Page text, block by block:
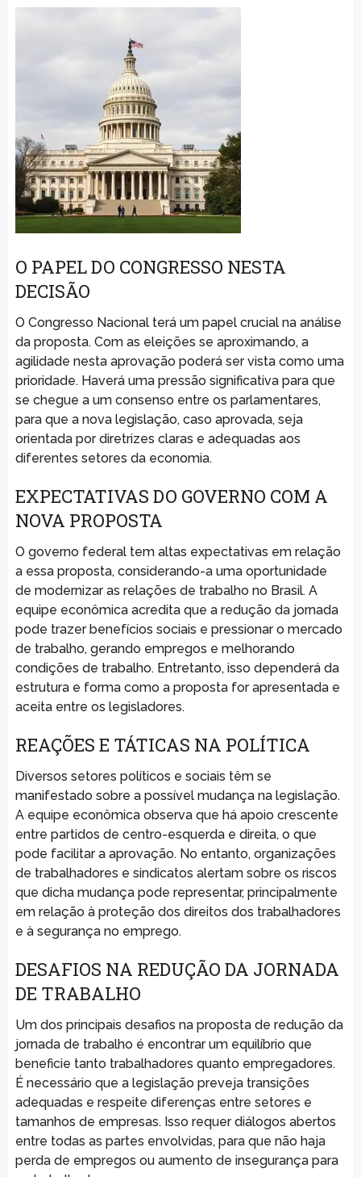
O PAPEL DO CONGRESSO NESTA
DECISÃO
O Congresso Nacional terá um papel crucial na análise
da proposta. Com as eleições se aproximando, a
agilidade nesta aprovação poderá ser vista como uma
prioridade. Haverá uma pressão significativa para que
se chegue a um consenso entre os parlamentares,
para que a nova legislação, caso aprovada, seja
orientada por diretrizes claras e adequadas aos
diferentes setores da economia.
EXPECTATIVAS DO GOVERNO COM A
NOVA PROPOSTA
O governo federal tem altas expectativas em relação
a essa proposta, considerando-a uma oportunidade
de modernizar as relações de trabalho no Brasil. A
equipe econômica acredita que a redução da jornada
pode trazer benefícios sociais e pressionar o mercado
de trabalho, gerando empregos e melhorando
condições de trabalho. Entretanto, isso dependerá da
estrutura e forma como a proposta for apresentada e
aceita entre os legisladores.
REAÇÕES E TÁTICAS NA POLÍTICA
Diversos setores políticos e sociais têm se
manifestado sobre a possível mudança na legislação.
A equipe econômica observa que há apoio crescente
entre partidos de centro-esquerda e direita, o que
pode facilitar a aprovação. No entanto, organizações
de trabalhadores e sindicatos alertam sobre os riscos
que dicha mudança pode representar, principalmente
em relação à proteção dos direitos dos trabalhadores
e à segurança no emprego.
DESAFIOS NA REDUÇÃO DA JORNADA
DE TRABALHO
Um dos principais desafios na proposta de redução da
jornada de trabalho é encontrar um equilíbrio que
beneficie tanto trabalhadores quanto empregadores.
É necessário que a legislação preveja transições
adequadas e respeite diferenças entre setores e
tamanhos de empresas. Isso requer diálogos abertos
entre todas as partes envolvidas, para que não haja
perda de empregos ou aumento de insegurança para